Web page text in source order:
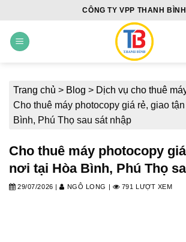
content
CÔNG TY VPP THANH BÌNH
Trang chủ > Blog > Dịch vụ cho thuê
Cho thuê máy photocopy giá rẻ, giao
Bình, Phú Thọ sau sát nhập
Cho thuê máy photocopy
nơi tại Hòa Bình, Phú Thọ
29/07/2026 | NGÔ LONG | 791 LƯỢT XEM